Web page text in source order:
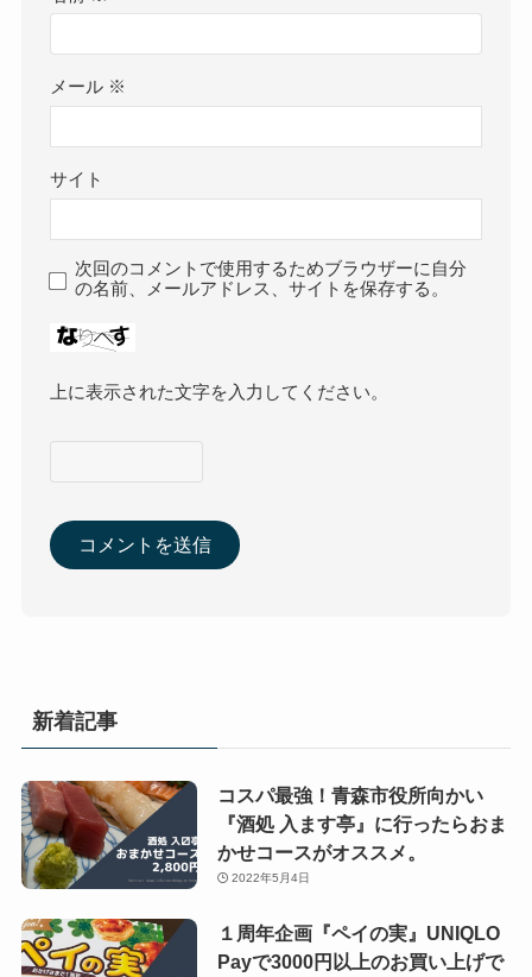
メール ※
サイト
次回のコメントで使用するためブラウザーに自分
の名前、メールアドレス、サイトを保存する。
上に表示された文字を入力してください。
新着記事
コスパ最強！青森市役所向かい
『酒処 入ます亭』に行ったらおま
かせコースがオススメ。
2022年5月4日
１周年企画『ペイの実』UNIQLO
Payで3000円以上のお買い上げで